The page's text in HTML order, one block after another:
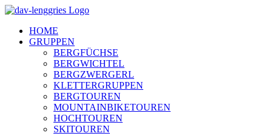
Zum
springenHOME
GRUPPEN
BERGFÜCHSE
BERGWICHTEL
BERGZWERGERL
KLETTERGRUPPEN
BERGTOUREN
MOUNTAINBIKETOUREN
HOCHTOUREN
SKITOUREN